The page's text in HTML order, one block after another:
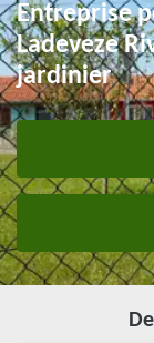
Entreprise
Ladeveze
jardinier